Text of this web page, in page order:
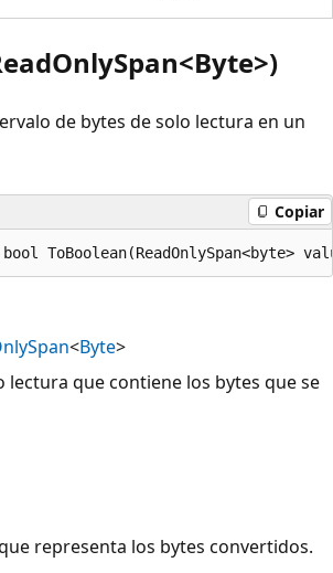
de bytes de solo lectura en un
Copiar
ToBoolean(ReadOnlySpan<byte>
<Byte>
lectura que contiene los bytes que se
representa los bytes convertidos.